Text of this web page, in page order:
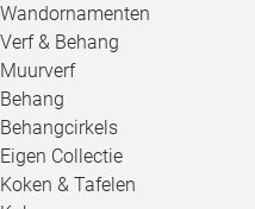
Wandornamenten
Verf & Behang
Muurverf
Behang
Behangcirkels
Eigen Collectie
Koken & Tafelen